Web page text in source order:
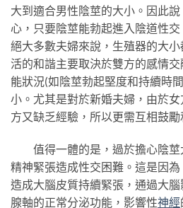
大到適合男性陰莖的大小。因此
心，只要陰莖能勃起進入陰道性
絕大多數夫婦來說，生殖器的大
活的和諧主要取決於雙方的感情
能狀況(如陰莖勃起堅度和持續時
小。尤其是對於新婚夫婦，由於
方又缺乏經驗，所以更需互相鼓勵
值得一體的是，過於擔心陰莖
精神緊張造成性交困難。這是因
造成大腦皮質持續緊張，通過大
腺軸的正常分泌功能，影響性神經